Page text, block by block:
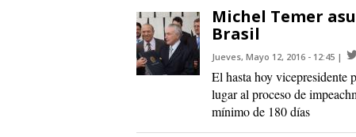
Michel Temer
Brasil
Jueves, Mayo 12, 2016 - 12:45
El hasta hoy vicepresidente
lugar al proceso de
mínimo de 180 días